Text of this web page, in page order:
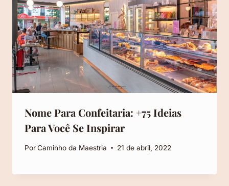
Nome Para Confeitaria: +75 Ideias
Para Você Se Inspirar
PorCaminho da Maestria 21 de abril, 2022